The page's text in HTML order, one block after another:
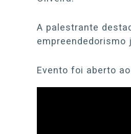
A palestrante
empreendedorismo
Evento foi aberto